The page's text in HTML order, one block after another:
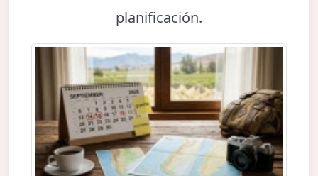
planificación.